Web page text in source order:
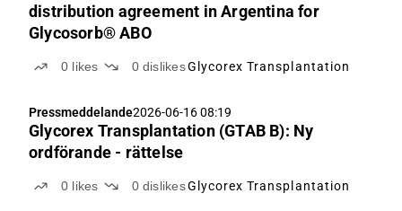
distribution agreement in Argentina for
Glycosorb® ABO
0 likes 0 dislikesGlycorex Transplantation
Pressmeddelande2026-06-16 08:19
Glycorex Transplantation (GTAB B): Ny
ordförande - rättelse
0 likes 0 dislikesGlycorex Transplantation